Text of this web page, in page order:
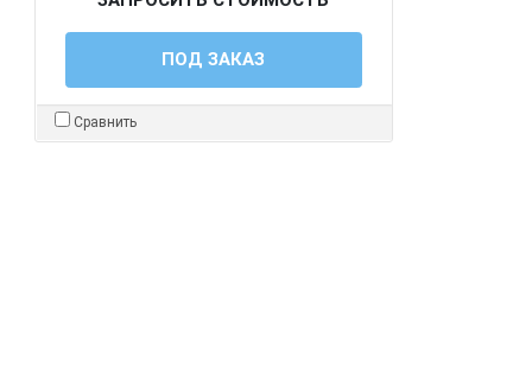
ПОД ЗАКАЗ
Сравнить